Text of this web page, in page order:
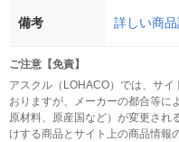
備考 詳しい商品
ご注意【免責】
アスクル（LOHACO）では、サ
おりますが、メーカーの都合等に
原材料、原産国など）が変更され
けする商品とサイト上の商品情報